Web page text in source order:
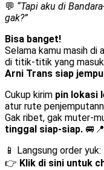
💬 “Tapi aku di
gak?”
Bisa banget!
Selama kamu masih di
di titik-titik yang
Arni Trans siap
Cukup kirim pin lokasi
atur rute
Gak ribet, gak muter-
tinggal siap-siap. 🚐📍
📱 Langsung order yuk:
👉 Klik di sini untuk